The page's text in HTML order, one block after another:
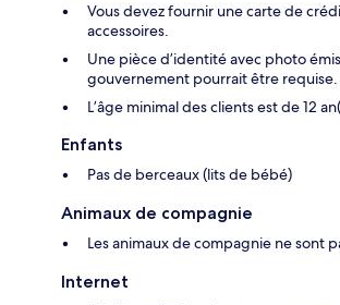
Vous devez fournir une carte de
accessoires.
Une pièce d’identité avec photo
gouvernement pourrait être requise.
L’âge minimal des clients est de 12
Enfants
Pas de berceaux (lits de bébé)
Animaux de compagnie
Les animaux de compagnie ne sont
Internet